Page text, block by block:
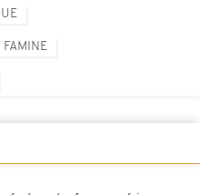
FAMINE